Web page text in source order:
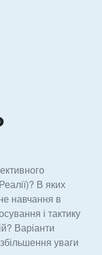
В яких
навчання в
і тактику
Варіанти
уваги